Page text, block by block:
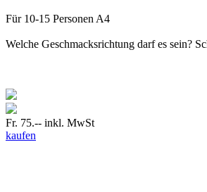
Für 10-15 Personen A4
Welche Geschmacksrichtung darf es sein?
Fr. 75.-- inkl. MwSt
kaufen